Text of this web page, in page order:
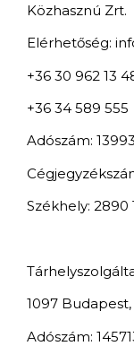
Közhasznú Zrt.
Elérhetőség:
+36 30 962 13
+36 34 589 555
Adószám:
Székhely: 2890
1097
Adószám: